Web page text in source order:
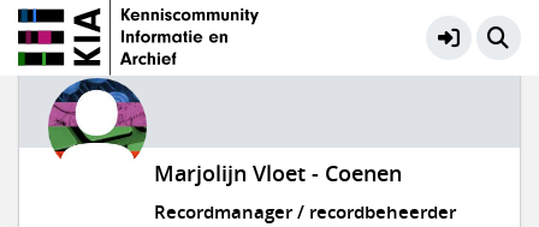
Marjolijn Vloet - Coenen
Recordmanager / recordbeheerder